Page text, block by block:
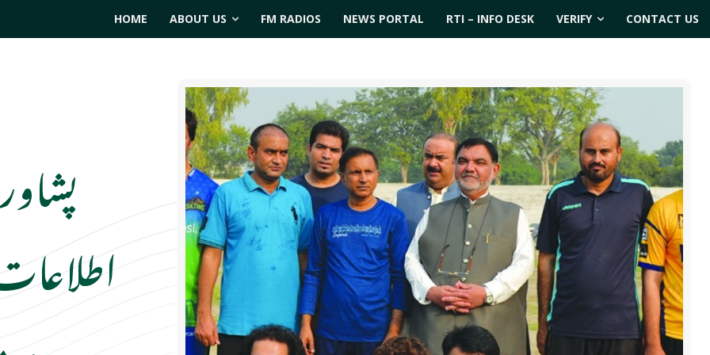
HOME ABOUT US FM RADIOS NEWS PORTAL RTI – INFO DESK VERIFY CONTACT US